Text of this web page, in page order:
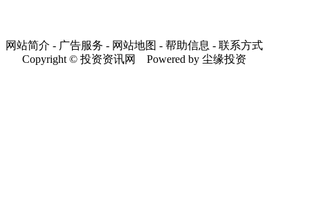
网站简介 - 广告服务 - 网站地图 - 帮助信息 - 联系方式
Copyright © 投资资讯网 Powered by 尘缘投资